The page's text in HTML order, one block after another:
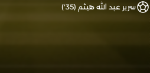
سرير عبد الله هيثم (35')